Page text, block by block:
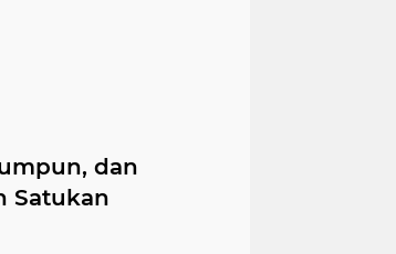
dan
Satukan